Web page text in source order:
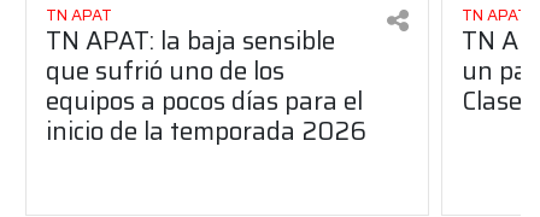
TN APAT
TN APAT: la baja sensible
que sufrió uno de los
equipos a pocos días para el
inicio de la temporada 2026
TN APAT
TN
un
Clase